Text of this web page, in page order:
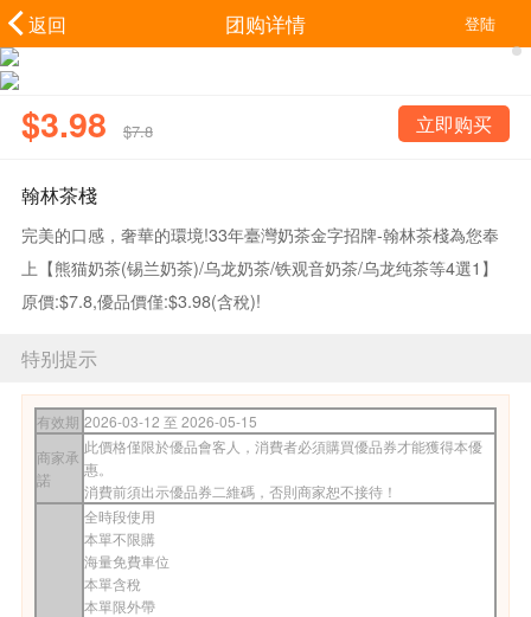
返回 团购详情 登陆
$3.98 $7.8 立即购买
翰林茶棧
完美的口感，奢華的環境!33年臺灣奶茶金字招牌-翰林茶棧為您奉
上【熊猫奶茶(锡兰奶茶)/乌龙奶茶/铁观音奶茶/乌龙纯茶等4選1】
原價:$7.8,優品價僅:$3.98(含稅)!
特别提示
有效期 2026-03-12 至 2026-05-15
商家承
諾
此價格僅限於優品會客人，消費者必須購買優品券才能獲得本優
惠。
消費前須出示優品券二維碼，否則商家恕不接待！
全時段使用
本單不限購
海量免費車位
本單含稅
本單限外帶